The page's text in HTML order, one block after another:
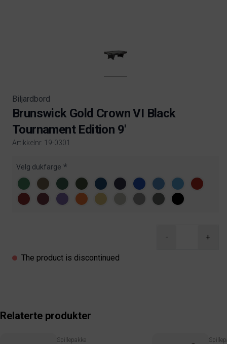
Biljardbord
Brunswick Gold Crown VI Black
Tournament Edition 9'
Artikkelnr. 19-0301
Product information
Velg dukfarge
- +
The product is discontinued
Relaterte produkter
Spillepakke